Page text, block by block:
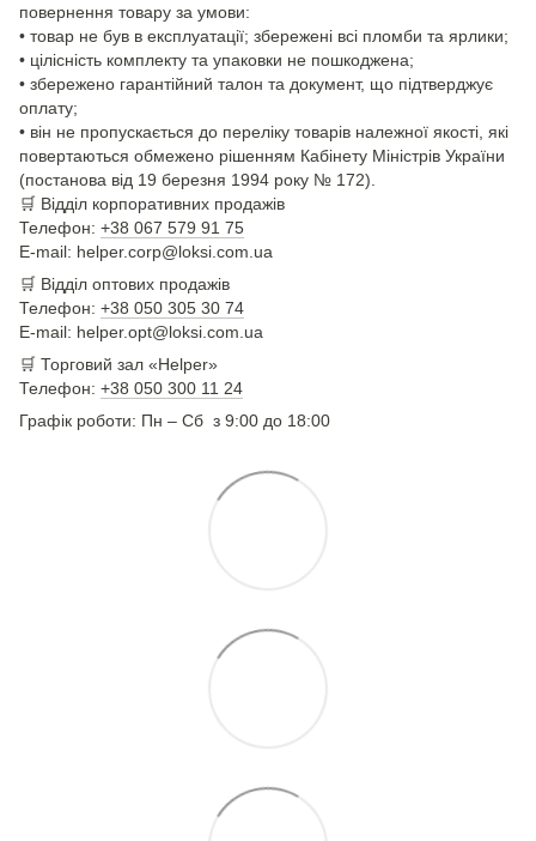
повернення товару за умови:
• товар не був в експлуатації; збережені всі пломби та ярлики;
• цілісність комплекту та упаковки не пошкоджена;
• збережено гарантійний талон та документ, що підтверджує
оплату;
• він не пропускається до переліку товарів належної якості, які
повертаються обмежено рішенням Кабінету Міністрів України
(постанова від 19 березня 1994 року № 172).
🛒 Відділ корпоративних продажів
Телефон: +38 067 579 91 75
E-mail: helper.corp@loksi.com.ua
🛒 Відділ оптових продажів
Телефон: +38 050 305 30 74
E-mail: helper.opt@loksi.com.ua
🛒 Торговий зал «Helper»
Телефон: +38 050 300 11 24
Графік роботи: Пн – Сб з 9:00 до 18:00